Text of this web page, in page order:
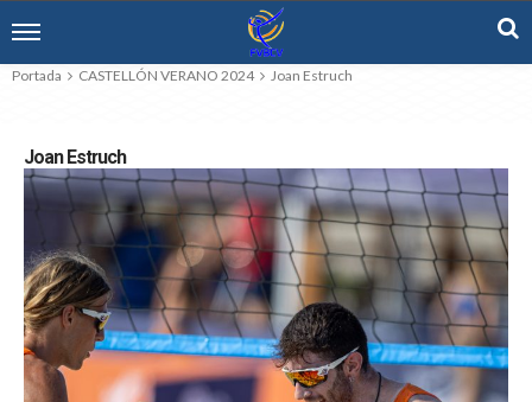
Portada CASTELLÓN VERANO 2024 Joan Estruch
Joan Estruch